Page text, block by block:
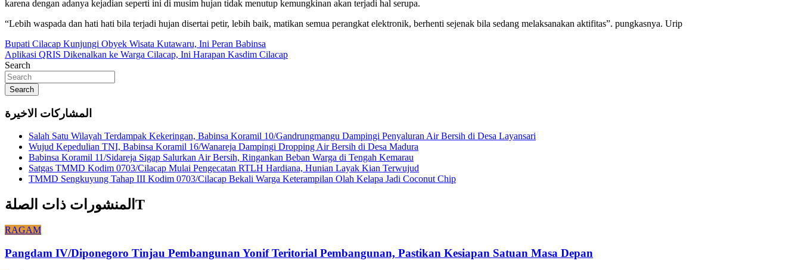
karena dengan adanya kejadian seperti ini di musim hujan tidak menutup kemungkinan akan terjadi hal serupa.
“Lebih waspada dan hati hati bila terjadi hujan disertai petir, lebih baik, matikan semua perangkat elektronik, berhenti sejenak bila sedang melaksanakan aktifitas”. pungkasnya. Urip
Navigasi
pos
Bupati Cilacap Kunjungi Obyek Wisata Kutawaru, Ini Peran Babinsa
Aplikasi QRIS Dikenalkan ke Warga Cilacap, Ini Harapan Kasdim Cilacap
Search
Search
المشاركات الاخيرة
Salah Satu Wilayah Terdampak Kekeringan, Babinsa Koramil 10/Gandrungmangu Dampingi Penyaluran Air Bersih di Desa Layansari
Wujud Kepedulian TNI, Babinsa Koramil 16/Wanareja Dampingi Dropping Air Bersih di Desa Madura
Babinsa Koramil 11/Sidareja Sigap Salurkan Air Bersih, Ringankan Beban Warga di Tengah Kemarau
Satgas TMMD Kodim 0703/Cilacap Mulai Pengecatan RTLH Hardiana, Hunian Layak Kian Terwujud
TMMD Sengkuyung Tahap III Kodim 0703/Cilacap Bekali Warga Keterampilan Olah Kelapa Jadi Coconut Chip
المنشورات ذات الصلةT
RAGAM
Pangdam IV/Diponegoro Tinjau Pembangunan Yonif Teritorial Pembangunan, Pastikan Kesiapan Satuan Masa Depan